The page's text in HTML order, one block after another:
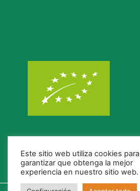
Este sitio web utiliza cookies para
garantizar que obtenga la mejor
experiencia en nuestro sitio web.